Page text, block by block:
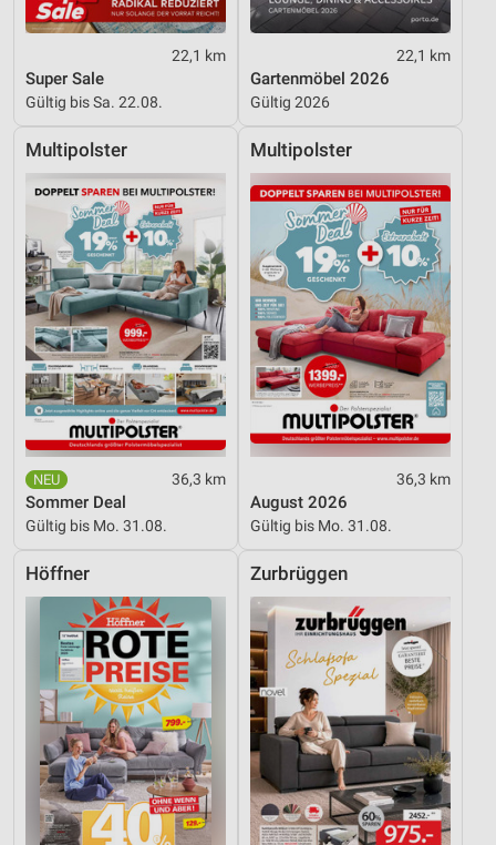
22,1 km
Super Sale
Gültig bis Sa. 22.08.
22,1 km
Gartenmöbel 2026
Gültig 2026
Multipolster
36,3 km
Sommer Deal
Gültig bis Mo. 31.08.
Multipolster
36,3 km
August 2026
Gültig bis Mo. 31.08.
Höffner Zurbrüggen
Entwicklung und Verbesserung der Angebote
Verwendung reduzierter Daten zur Auswahl von
Inhalten
Verwendung genauer Standortdaten
Geräte anhand von aktiv angeforderten
Informationen identifizieren
Nicht-IAB-Verarbeitungszwecke:
Notwendig
Performance
Funktional
Werbung